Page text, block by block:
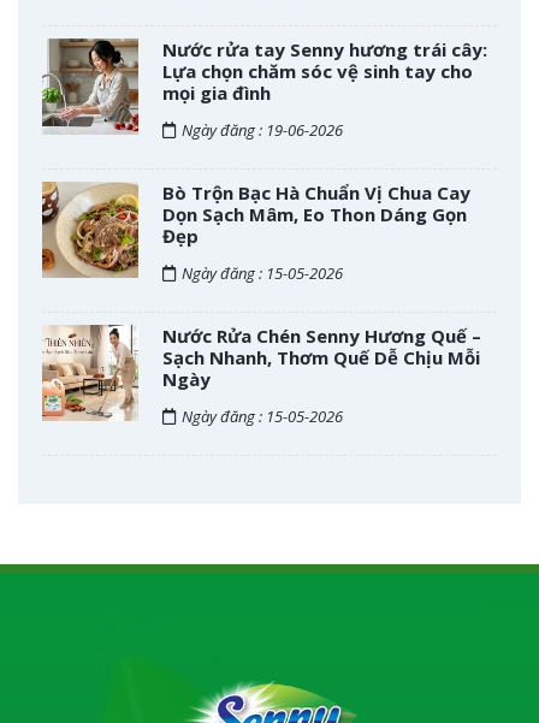
Nước rửa tay Senny hương trái cây:
Lựa chọn chăm sóc vệ sinh tay cho
mọi gia đình
Ngày đăng : 19-06-2026
Bò Trộn Bạc Hà Chuẩn Vị Chua Cay
Dọn Sạch Mâm, Eo Thon Dáng Gọn
Đẹp
Ngày đăng : 15-05-2026
Nước Rửa Chén Senny Hương Quế –
Sạch Nhanh, Thơm Quế Dễ Chịu Mỗi
Ngày
Ngày đăng : 15-05-2026